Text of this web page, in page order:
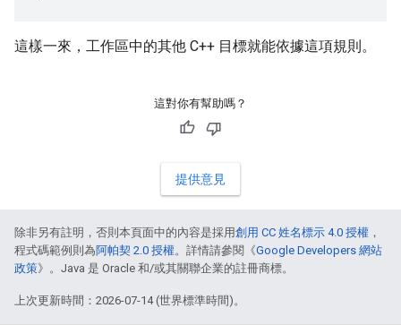
這樣一來，工作區中的其他 C++ 目標就能依據這項規則。
這對你有幫助嗎？
提供意見
除非另有註明，否則本頁面中的內容是採用創用 CC 姓名標示 4.0 授權 ，
程式碼範例則為阿帕契 2.0 授權。詳情請參閱《Google Developers 網站
政策》。Java 是 Oracle 和/或其關聯企業的註冊商標。
上次更新時間：2026-07-14 (世界標準時間)。